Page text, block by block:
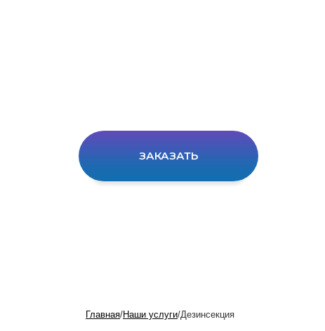
ЗАКАЗАТЬ
Главная/Наши услуги/Дезинсекция